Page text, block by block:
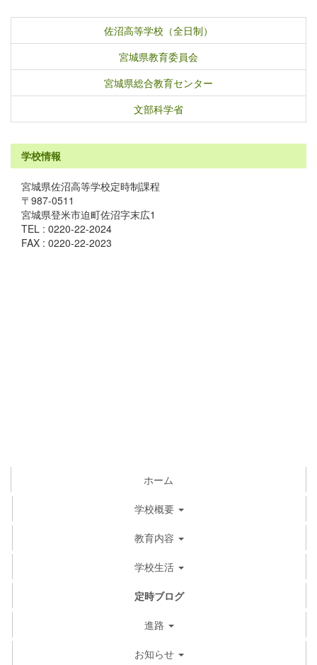
佐沼高等学校（全日制）
宮城県教育委員会
宮城県総合教育センター
文部科学省
学校情報
宮城県佐沼高等学校定時制課程
〒987-0511
宮城県登米市迫町佐沼字末広1
TEL : 0220-22-2024
FAX : 0220-22-2023
ホーム
学校概要
教育内容
学校生活
定時ブログ
進路
お知らせ